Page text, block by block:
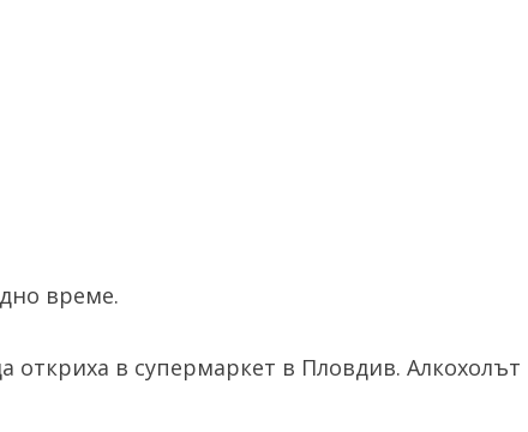
време.
откриха в супермаркет в Пловдив. Алкохолът